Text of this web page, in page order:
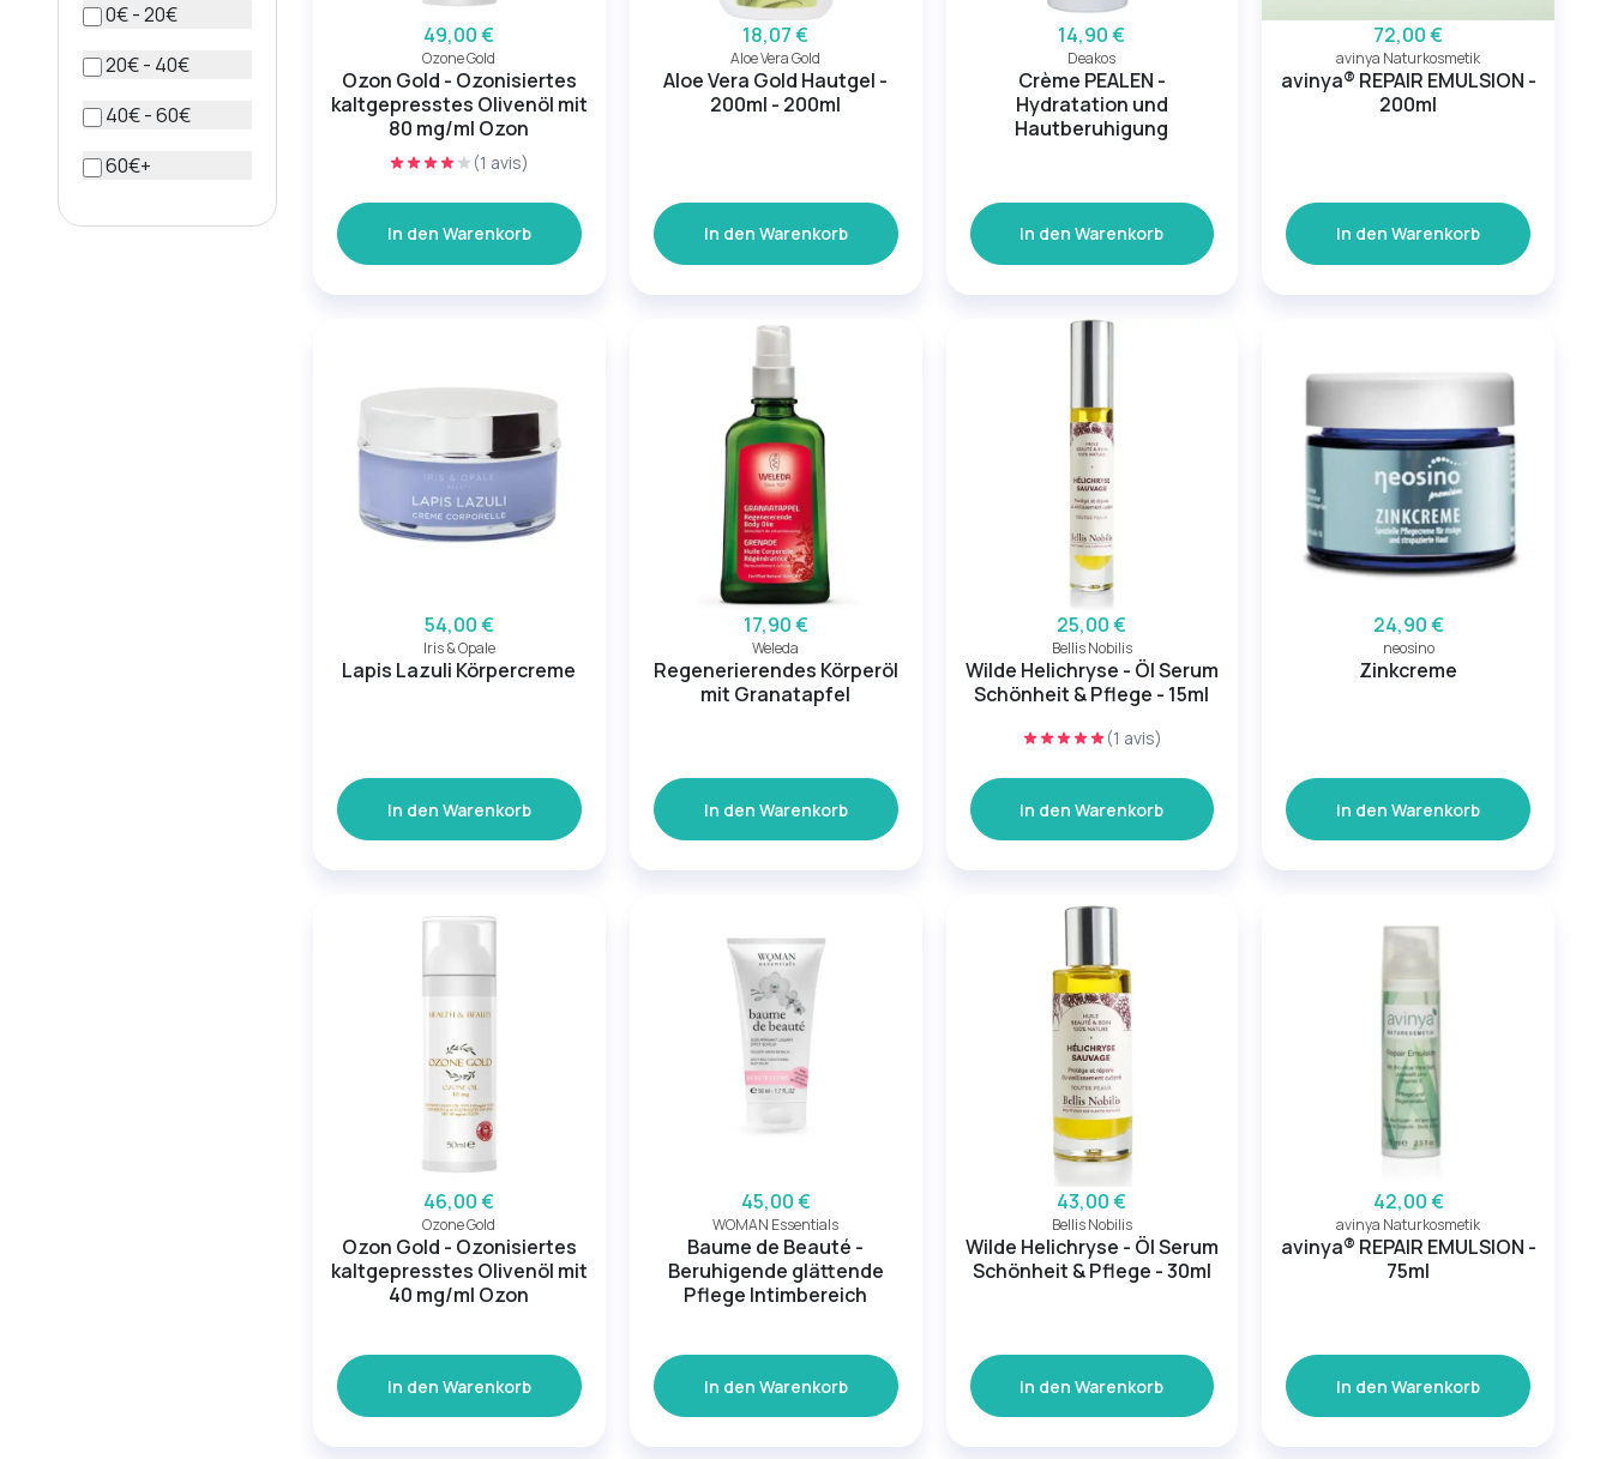
0€ - 20€
20€ - 40€
40€ - 60€
60€+
49,00 €
Ozone Gold
Ozon Gold - Ozonisiertes
kaltgepresstes Olivenöl mit
80 mg/ml Ozon
(1 avis)
In den Warenkorb
18,07 €
Aloe Vera Gold
Aloe Vera Gold Hautgel -
200ml - 200ml
In den Warenkorb
14,90 €
Deakos
Crème PEALEN -
Hydratation und
Hautberuhigung
In den Warenkorb
72,00 €
avinya Naturkosmetik
avinya® REPAIR EMULSION -
200ml
In den Warenkorb
54,00 €
Iris & Opale
Lapis Lazuli Körpercreme
In den Warenkorb
17,90 €
Weleda
Regenerierendes Körperöl
mit Granatapfel
In den Warenkorb
25,00 €
Bellis Nobilis
Wilde Helichryse - Öl Serum
Schönheit & Pflege - 15ml
(1 avis)
In den Warenkorb
24,90 €
neosino
Zinkcreme
In den Warenkorb
46,00 €
Ozone Gold
Ozon Gold - Ozonisiertes
kaltgepresstes Olivenöl mit
40 mg/ml Ozon
In den Warenkorb
45,00 €
WOMAN Essentials
Baume de Beauté -
Beruhigende glättende
Pflege Intimbereich
In den Warenkorb
43,00 €
Bellis Nobilis
Wilde Helichryse - Öl Serum
Schönheit & Pflege - 30ml
In den Warenkorb
42,00 €
avinya Naturkosmetik
avinya® REPAIR EMULSION -
75ml
In den Warenkorb